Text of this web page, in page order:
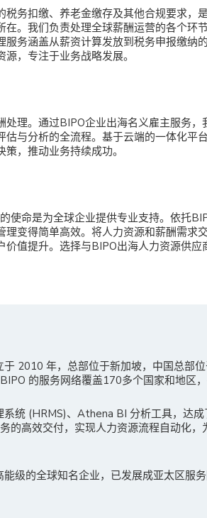
税务扣缴、养老金缴存及其他合规要求，
在。我们负责处理全球薪酬运营的各个环
服务涵盖从薪资计算发放到税务申报缴纳
，专注于业务战略发展。
处理。通过BIPO企业出海名义雇主服务
估与分析的全流程。基于云端的一体化平
，推动业务持续成功。
的使命是为全球企业提供专业支持。依托
理变得简单高效。将人力资源和薪酬需求
价值提升。选择与BIPO出海人力资源供应
于 2010 年，总部位于新加坡，中国总部
的服务网络覆盖170多个国家和地区
系统 (HRMS)、Athena BI 分析工具，达
的高效交付，实现人力资源流程自动化
能级的全球知名企业，已发展成亚太区服